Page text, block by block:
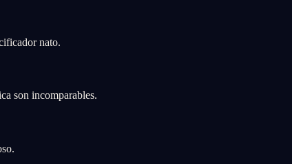
nato.
son incomparables.